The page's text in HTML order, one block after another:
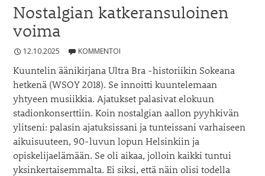
Nostalgian katkeransuloinen
voima
12.10.2025 KOMMENTOI
Kuuntelin äänikirjana Ultra Bra -historiikin Sokeana
hetkenä (WSOY 2018). Se innoitti kuuntelemaan
yhtyeen musiikkia. Ajatukset palasivat elokuun
stadionkonserttiin. Koin nostalgian aallon pyyhkivän
ylitseni: palasin ajatuksissani ja tunteissani varhaiseen
aikuisuuteen, 90-luvun lopun Helsinkiin ja
opiskelijaelämään. Se oli aikaa, jolloin kaikki tuntui
yksinkertaisemmalta. Ei siksi, että näin olisi todella